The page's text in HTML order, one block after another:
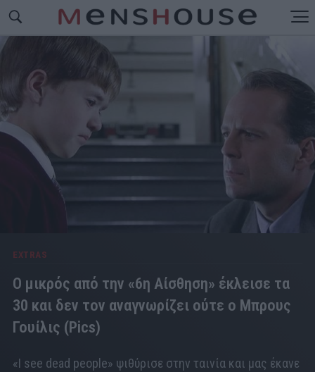
EXTRAS
Ο μικρός από την «6η Αίσθηση» έκλεισε τα
30 και δεν τον αναγνωρίζει ούτε ο Μπρους
Γουίλις (Pics)
«I see dead people» ψιθύρισε στην ταινία και μας έκανε